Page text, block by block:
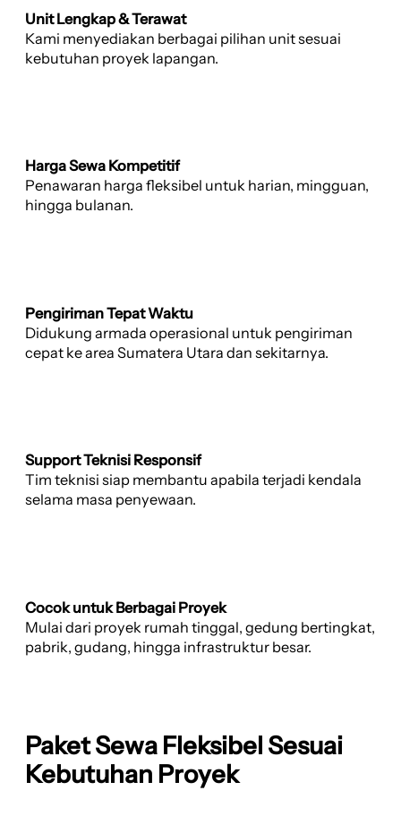
Unit Lengkap & Terawat
Kami menyediakan berbagai pilihan unit sesuai
kebutuhan proyek lapangan.
Harga Sewa Kompetitif
Penawaran harga fleksibel untuk harian, mingguan,
hingga bulanan.
Pengiriman Tepat Waktu
Didukung armada operasional untuk pengiriman
cepat ke area Sumatera Utara dan sekitarnya.
Support Teknisi Responsif
Tim teknisi siap membantu apabila terjadi kendala
selama masa penyewaan.
Cocok untuk Berbagai Proyek
Mulai dari proyek rumah tinggal, gedung bertingkat,
pabrik, gudang, hingga infrastruktur besar.
Paket Sewa Fleksibel Sesuai
Kebutuhan Proyek